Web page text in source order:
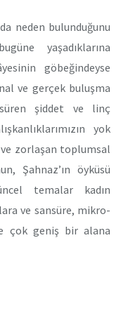
neden bulunduğunu
yaşadıklarına
göbeğindeyse
ve gerçek buluşma
süren şiddet ve linç
yok
zorlaşan toplumsal
Şahnaz’ın öyküsü
temalar kadın
ve sansüre, mikro-
çok geniş bir alana